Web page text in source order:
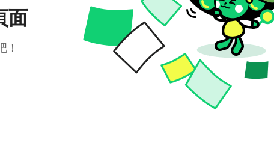
面
！